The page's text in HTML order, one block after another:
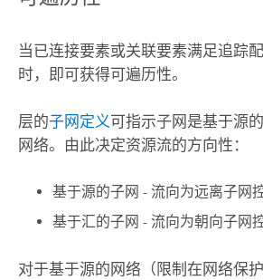
当已连接要素或关联要素满足追踪
时，即可获得可遍历性。
层的子网定义可指示子网是基于源
网络。由此决定资源流的方向性：
基于源的子网 - 流向为远离子网
基于汇的子网 - 流向为朝向子网
对于基于源的网络（限制在网络保